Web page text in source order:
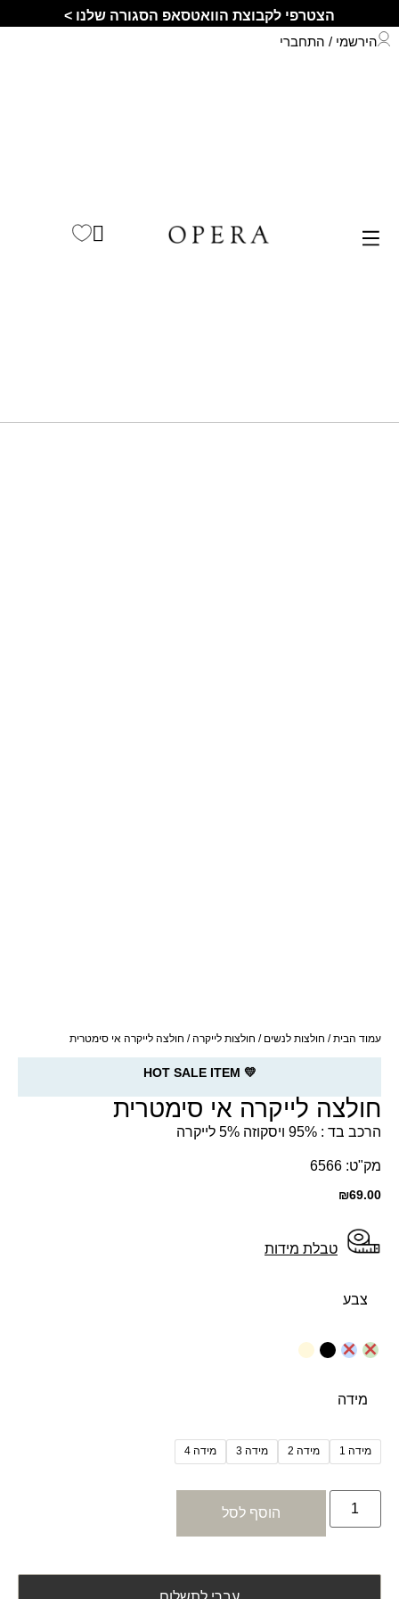
הצטרפי לקבוצת הוואטסאפ הסגורה שלנו >
הירשמי / התחברי
עמוד הבית/ חולצות לנשים / חולצות לייקרה/ חולצה לייקרה אי סימטרית
💛 HOT SALE ITEM
חולצה לייקרה אי סימטרית
הרכב בד : 95% ויסקוזה 5% לייקרה
מק"ט: 6566
₪69.00
טבלת מידות
צבע
מידה
מידה 1 מידה 2 מידה 3 מידה 4
הוסף לסל